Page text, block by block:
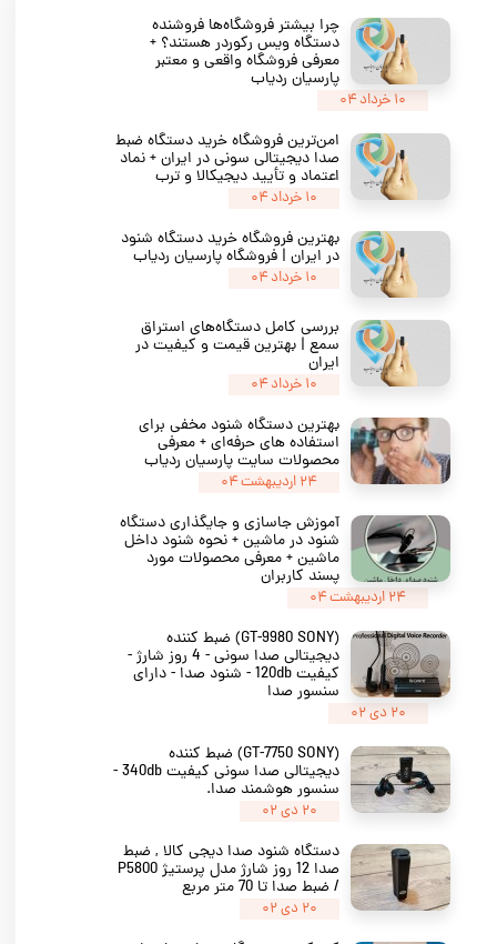
چرا بیشتر فروشگاه‌ها فروشنده
دستگاه ویس رکوردر هستند؟ +
معرفی فروشگاه واقعی و معتبر
پارسیان ردیاب
۱۰ خرداد ۰۴
امن‌ترین فروشگاه خرید دستگاه ضبط
صدا دیجیتالی سونی در ایران + نماد
اعتماد و تأیید دیجیکالا و ترب
۱۰ خرداد ۰۴
بهترین فروشگاه خرید دستگاه شنود
در ایران | فروشگاه پارسیان ردیاب
۱۰ خرداد ۰۴
بررسی کامل دستگاه‌های استراق
سمع | بهترین قیمت و کیفیت در
ایران
۱۰ خرداد ۰۴
بهترین دستگاه شنود مخفی برای
استفاده‌ های حرفه‌ای + معرفی
محصولات سایت پارسیان ردیاب
۲۴ اردیبهشت ۰۴
آموزش جاسازی و جایگذاری دستگاه
شنود در ماشین + نحوه شنود داخل
ماشین + معرفی محصولات مورد
پسند کاربران
۲۴ اردیبهشت ۰۴
(GT-9980 SONY) ضبط کننده
دیجیتالی صدا سونی - 4 روز شارژ -
کیفیت 120db - شنود صدا - دارای
سنسور صدا
۲۰ دی ۰۲
(GT-7750 SONY) ضبط کننده
دیجیتالی صدا سونی کیفیت 340db -
سنسور هوشمند صدا.
۲۰ دی ۰۲
دستگاه شنود صدا دیجی کالا , ضبط
صدا 12 روز شارژ مدل پرستیژ P5800
/ ضبط صدا تا 70 متر مربع
۲۰ دی ۰۲